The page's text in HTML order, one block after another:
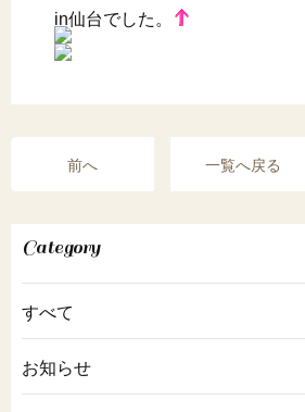
in仙台でした。
前へ 一覧へ戻る
Category
すべて
お知らせ